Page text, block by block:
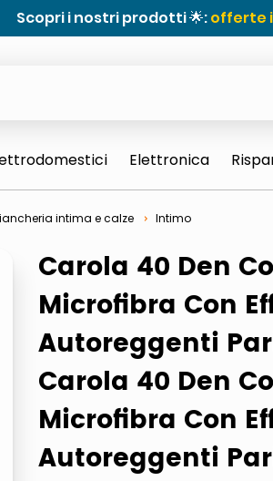
Scopri i nostri prodotti 🌟:offerte
0703 thin rotondo sun
Elettronica
intima e calze Intimo
Carola 40 Den
Microfibra Con
Autoreggenti
Carola 40 Den
Microfibra Con
Autoreggenti